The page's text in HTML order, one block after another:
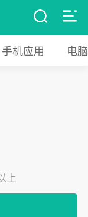
手机应用 电
上